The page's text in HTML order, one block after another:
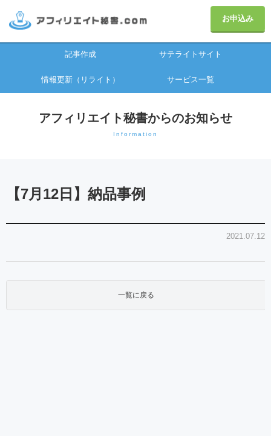
お申込み
記事作成 サテライトサイト
情報更新（リライト） サービス一覧
アフィリエイト秘書からのお知らせ
Information
【7月12日】納品事例
2021.07.12
一覧に戻る